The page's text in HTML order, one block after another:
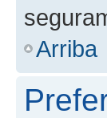
Arriba